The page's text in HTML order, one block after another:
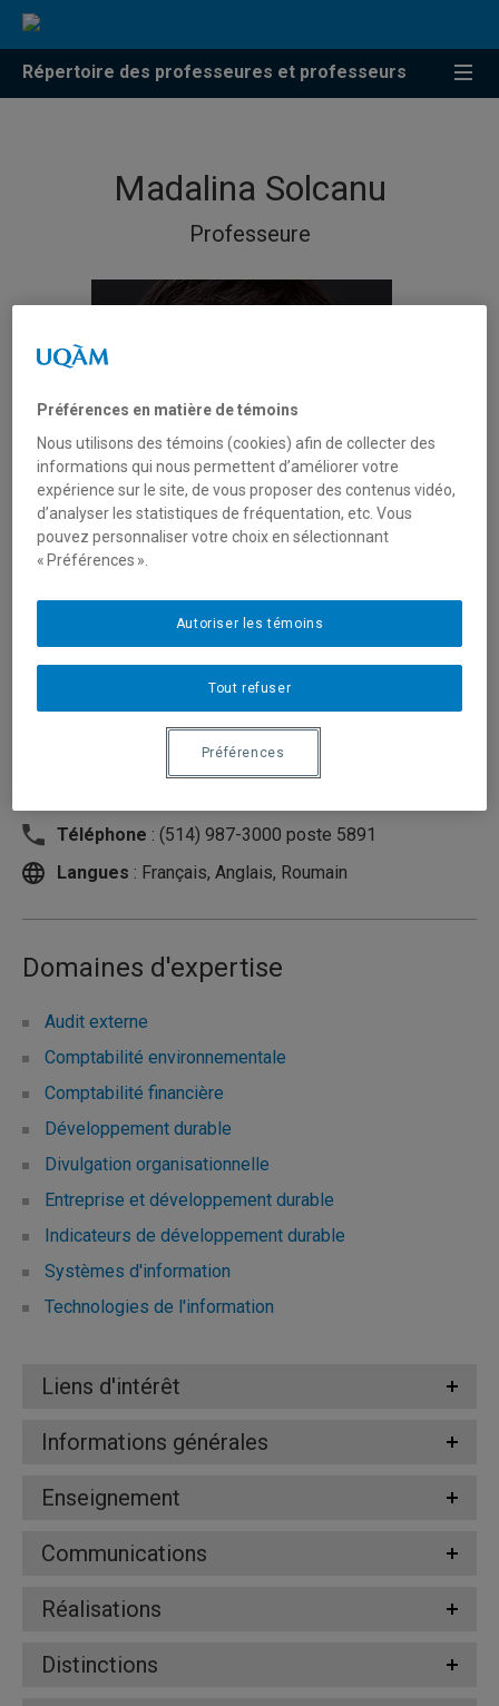
Répertoire des professeures et professeurs
Madalina Solcanu
Professeure
Département des sciences comptables
Téléphone : (514) 987-3000 poste 5891
Langues : Français, Anglais, Roumain
Domaines d'expertise
Audit externe
Comptabilité environnementale
Comptabilité financière
Développement durable
Divulgation organisationnelle
Entreprise et développement durable
Indicateurs de développement durable
Systèmes d'information
Technologies de l'information
Liens d'intérêt
Informations générales
Enseignement
Communications
Réalisations
Distinctions
Préférences en matière de témoins
Nous utilisons des témoins (cookies) afin de collecter des
informations qui nous permettent d’améliorer votre
expérience sur le site, de vous proposer des contenus vidéo,
d’analyser les statistiques de fréquentation, etc. Vous
pouvez personnaliser votre choix en sélectionnant
« Préférences ».
Tout refuser
Autoriser les témoins
Préférences